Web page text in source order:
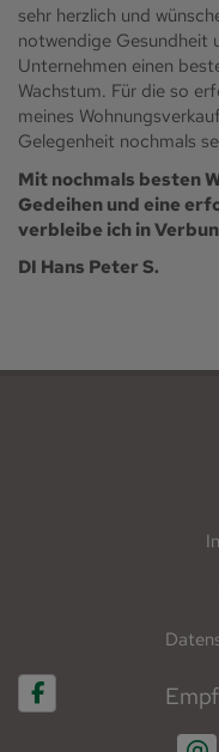
sehr herzlich und
notwendige Gesundheit
Unternehmen einen
Wachstum. Für die so
meines
Gelegenheit nochmals
Mit nochmals besten
Gedeihen und eine
verbleibe ich in
DI Hans Peter S.